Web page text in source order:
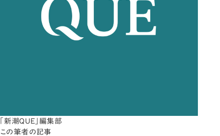
「新潮QUE」編集部
この筆者の記事